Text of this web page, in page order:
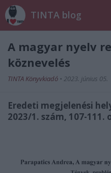
TINTA blog
A magyar nyelv
köznevelés
TINTA Könyvkiadó • 2023. június 05.
Eredeti megjelenési
2023/1. szám, 107-111.